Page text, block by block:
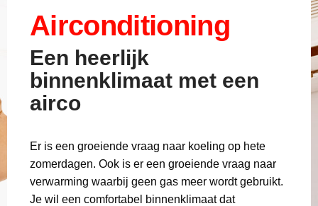
Airconditioning
Een heerlijk
binnenklimaat met een
airco
Er is een groeiende vraag naar koeling op hete
zomerdagen. Ook is er een groeiende vraag naar
verwarming waarbij geen gas meer wordt gebruikt.
Je wil een comfortabel binnenklimaat dat